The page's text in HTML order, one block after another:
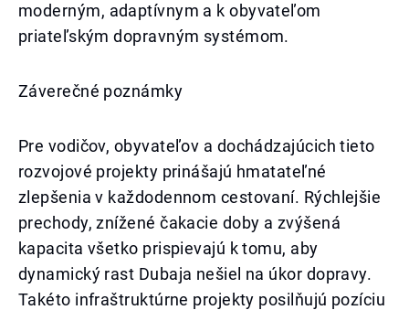
moderným, adaptívnym a k obyvateľom
priateľským dopravným systémom.
Záverečné poznámky
Pre vodičov, obyvateľov a dochádzajúcich tieto
rozvojové projekty prinášajú hmatateľné
zlepšenia v každodennom cestovaní. Rýchlejšie
prechody, znížené čakacie doby a zvýšená
kapacita všetko prispievajú k tomu, aby
dynamický rast Dubaja nešiel na úkor dopravy.
Takéto infraštruktúrne projekty posilňujú pozíciu